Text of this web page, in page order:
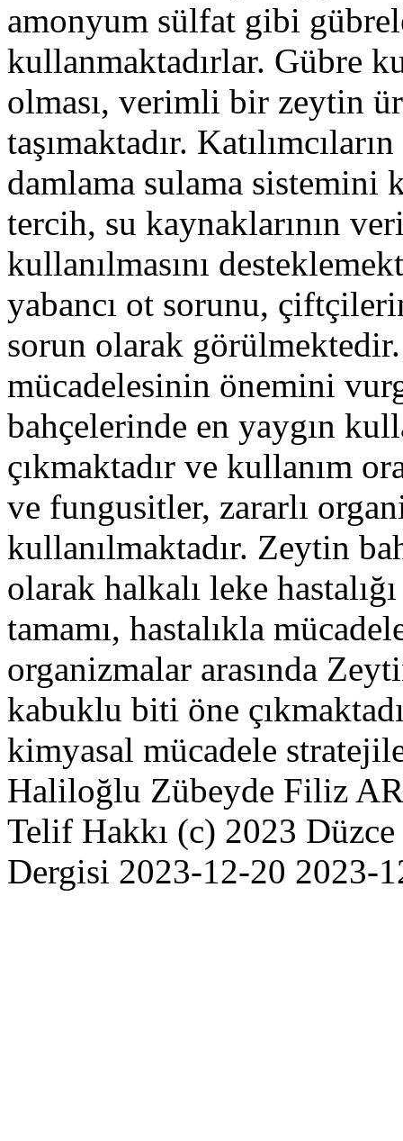
amonyum sülfat gibi
kullanmaktadırlar. Gübre
olması, verimli bir zeytin
taşımaktadır.
damlama sulama sistemini
tercih, su kaynaklarının
kullanılmasını
yabancı ot sorunu,
sorun olarak
mücadelesinin önemini
bahçelerinde en yaygın
çıkmaktadır ve kullanım
ve fungusitler, zararlı
kullanılmaktadır. Zeytin
olarak halkalı leke
tamamı, hastalıkla
organizmalar arasında
kabuklu biti öne
kimyasal mücadele
Haliloğlu Zübeyde Filiz
Telif Hakkı (c) 2023
Dergisi 2023-12-20 2023-